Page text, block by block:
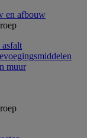
en afbouw
asfalt
muur